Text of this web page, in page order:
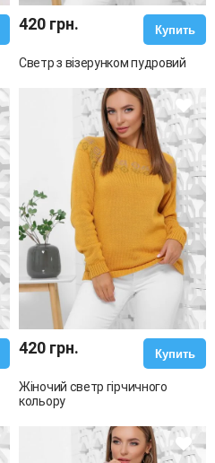
420 грн. Купить
Светр з візерунком пудровий
420 грн. Купить
Жіночий светр гірчичного
кольору